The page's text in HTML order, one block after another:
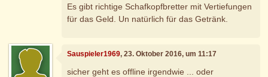
Es gibt richtige Schafkopfbretter mit Vertiefungen
für das Geld. Un natürlich für das Getränk.
Sauspieler1969, 23. Oktober 2016, um 11:17
sicher geht es offline irgendwie ... oder